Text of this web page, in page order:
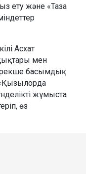
ету және «Таза
Асхат
мен
басымдық
«Қызылорда
жұмыста
өз